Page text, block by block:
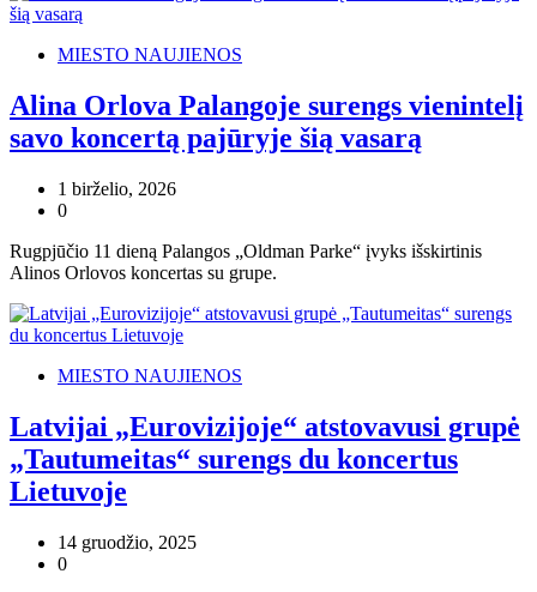
MIESTO NAUJIENOS
Alina Orlova Palangoje surengs vienintelį
savo koncertą pajūryje šią vasarą
1 birželio, 2026
0
Rugpjūčio 11 dieną Palangos „Oldman Parke“ įvyks išskirtinis
Alinos Orlovos koncertas su grupe.
MIESTO NAUJIENOS
Latvijai „Eurovizijoje“ atstovavusi grupė
„Tautumeitas“ surengs du koncertus
Lietuvoje
14 gruodžio, 2025
0